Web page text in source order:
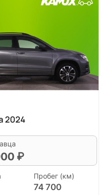
2024
₽
Пробег (км)
74 700